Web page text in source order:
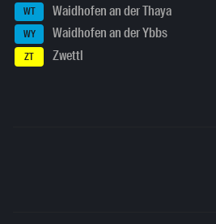
WT Waidhofen an der Thaya
WY Waidhofen an der Ybbs
ZT Zwettl